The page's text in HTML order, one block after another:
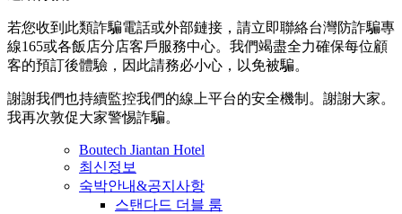
若您收到此類詐騙電話或外部鏈接，請立即聯絡台灣防詐騙專
線165或各飯店分店客戶服務中心。我們竭盡全力確保每位顧
客的預訂後體驗，因此請務必小心，以免被騙。
謝謝我們也持續監控我們的線上平台的安全機制。謝謝大家。
我再次敦促大家警惕詐騙。
Boutech Jiantan Hotel
최신정보
숙박안내&공지사항
스탠다드 더블 룸